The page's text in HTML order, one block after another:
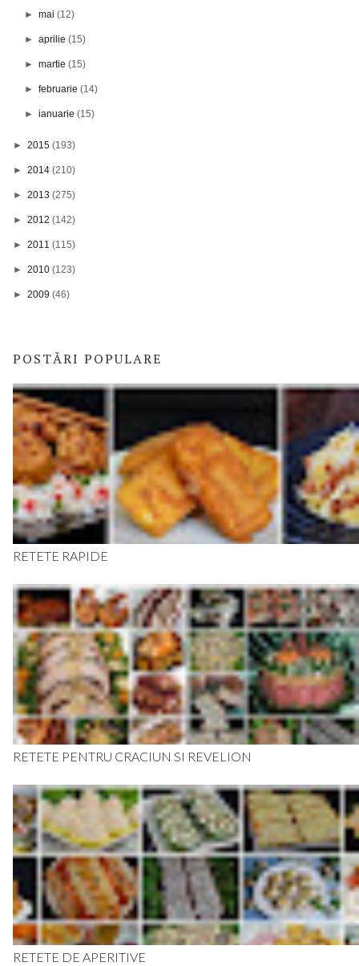
►mai(12)
►aprilie(15)
►martie(15)
►februarie(14)
►ianuarie(15)
► 2015 (193)
► 2014 (210)
► 2013 (275)
► 2012 (142)
► 2011 (115)
► 2010 (123)
► 2009 (46)
POSTĂRI POPULARE
RETETE RAPIDE
RETETE PENTRU CRACIUN SI REVELION
RETETE DE APERITIVE